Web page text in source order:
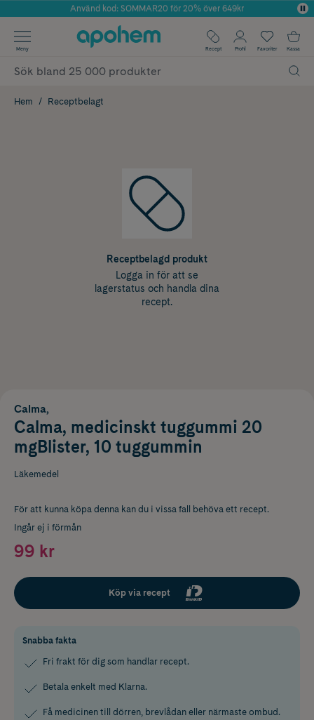
Årets Butik 2025 inom Skönhet
Använd kod: SOMMAR20 för 20% över 649kr
✓ Fri frakt
✓ Poäng på alla köp*
Meny Recept Profil Favoriter Kassa
Hem Receptbelagt
Receptbelagd produkt
Logga in för att se
lagerstatus och handla dina
recept.
Calma,
Calma, medicinskt tuggummi 20
mgBlister, 10 tuggummin
Läkemedel
För att kunna köpa denna kan du i vissa fall behöva ett recept.
Ingår ej i förmån
99 kr
Köp via recept
Snabba fakta
Fri frakt för dig som handlar recept.
Betala enkelt med Klarna.
Få medicinen till dörren, brevlådan eller närmaste ombud.